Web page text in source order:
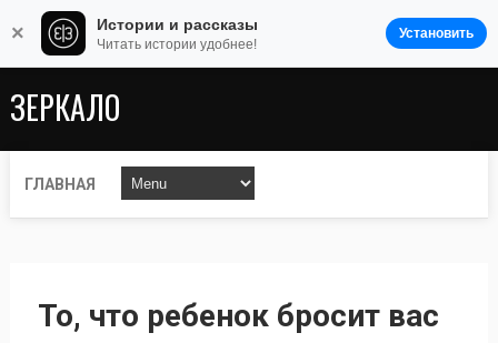
ЗЕРКАЛО
ГЛАВНАЯ
То, что ребенок бросит вас
× Истории и рассказы
Читать истории удобнее!
Установить